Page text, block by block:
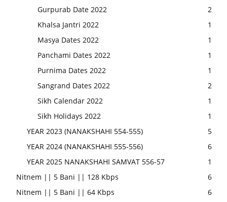
Gurpurab Date 2022
2
Khalsa Jantri 2022
1
Masya Dates 2022
1
Panchami Dates 2022
1
Purnima Dates 2022
1
Sangrand Dates 2022
2
Sikh Calendar 2022
1
Sikh Holidays 2022
1
YEAR 2023 (NANAKSHAHI 554-555)
5
YEAR 2024 (NANAKSHAHI 555-556)
6
YEAR 2025 NANAKSHAHI SAMVAT 556-57
1
Nitnem || 5 Bani || 128 Kbps
6
Nitnem || 5 Bani || 64 Kbps
6